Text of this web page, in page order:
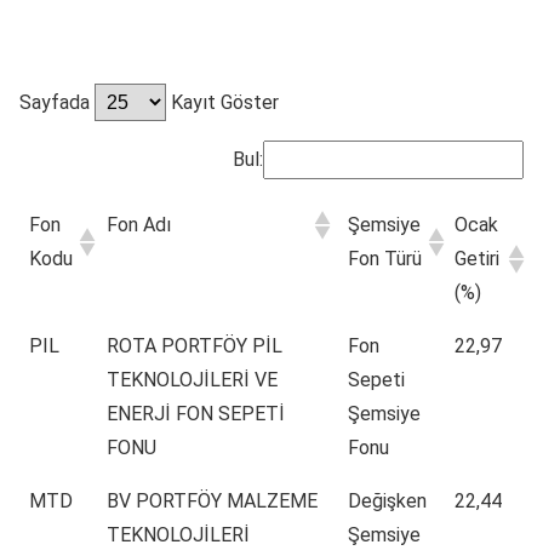
Sayfada Kayıt Göster
Bul:
Fon
Kodu
Fon Adı
Şemsiye
Fon Türü
Ocak
Getiri
(%)
PIL
ROTA PORTFÖY PİL
TEKNOLOJİLERİ VE
ENERJİ FON SEPETİ
FONU
Fon
Sepeti
Şemsiye
Fonu
22,97
MTD
BV PORTFÖY MALZEME
TEKNOLOJİLERİ
Değişken
Şemsiye
22,44